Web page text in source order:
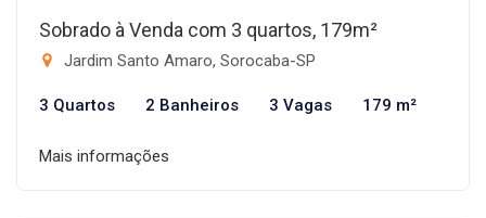
Sobrado à Venda com 3 quartos, 179m²
Jardim Santo Amaro, Sorocaba-SP
3 Quartos 2 Banheiros 3 Vagas 179 m²
Mais informações